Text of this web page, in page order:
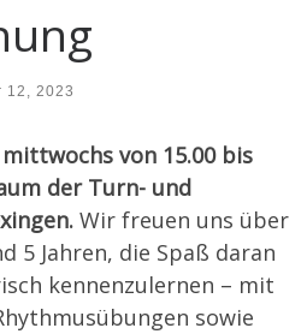
12, 2023
mittwochs von 15.00 bis
der Turn- und
Wir freuen uns über
5 Jahren, die Spaß daran
kennenzulernen – mit
sowie